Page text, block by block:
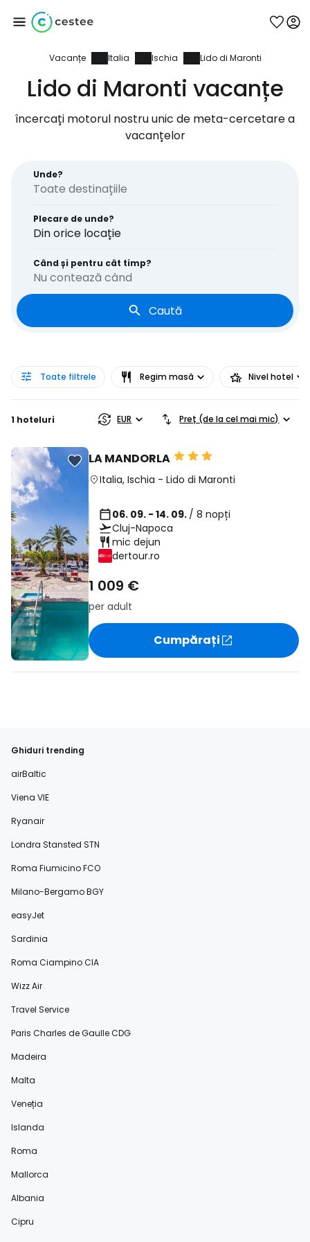
Vacanțe Italia Ischia Lido di Maronti
Lido di Maronti vacanțe
încercați motorul nostru unic de meta-cercetare a
vacanțelor
Unde?
Plecare de unde?
Din orice locație
Când și pentru cât timp?
Nu contează când
Caută
Toate filtrele Regim masă Nivel hotel
1 hoteluri EUR Preț (de la cel mai mic)
LA MANDORLA
Italia, Ischia - Lido di Maronti
06. 09. - 14. 09. / 8 nopți
Cluj-Napoca
mic dejun
dertour.ro
1 009 €
per adult
Cumpărați
Ghiduri trending
airBaltic
Viena VIE
Ryanair
Londra Stansted STN
Roma Fiumicino FCO
Milano-Bergamo BGY
easyJet
Sardinia
Roma Ciampino CIA
Wizz Air
Travel Service
Paris Charles de Gaulle CDG
Madeira
Malta
Veneția
Islanda
Roma
Mallorca
Albania
Cipru
Conectați-vă la
Cestee
... comunitatea mondială a călătorilor
Continuați cu Google
Continuați cu Facebook